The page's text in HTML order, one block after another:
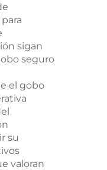
sigan
seguro
el gobo
su
valoran